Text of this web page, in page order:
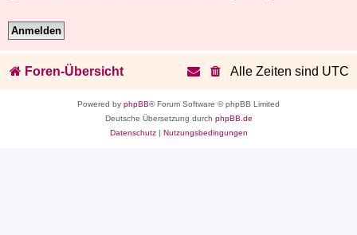
Foren-Übersicht Alle Zeiten sind UTC
Powered by phpBB® Forum Software © phpBB Limited
Deutsche Übersetzung durch phpBB.de
Datenschutz| Nutzungsbedingungen